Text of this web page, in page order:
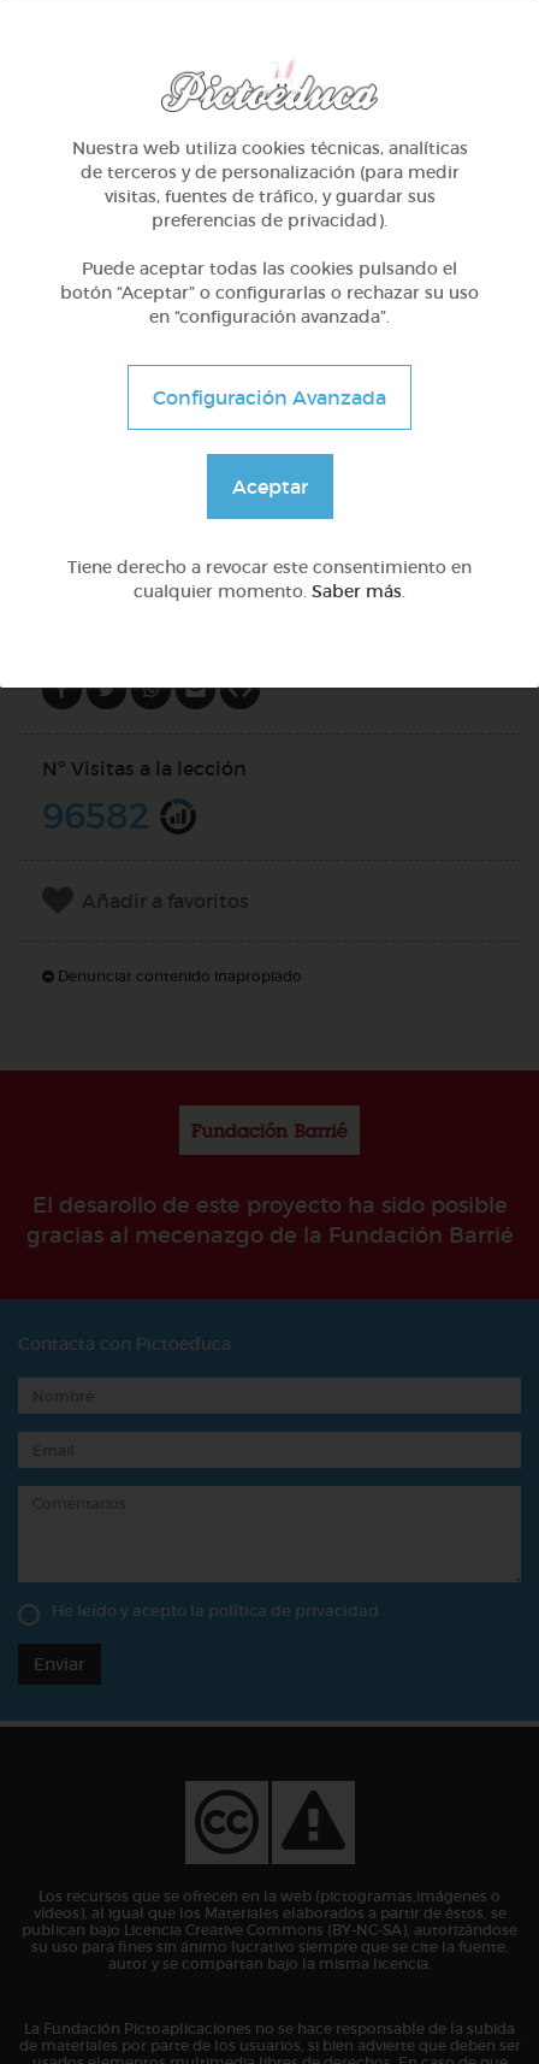
1º Primaria (6-7 años)
Geometría y fotografía
DOCS (2)
Nº Visitas a la lección
96582
Añadir a favoritos
Denunciar contenido inapropiado
El desarollo de este proyecto ha sido posible
gracias al mecenazgo de la Fundación Barrié
Contacta con Pictoeduca
He leído y acepto la política de privacidad
Enviar
Los recursos que se ofrecen en la web (pictogramas,imágenes o
vídeos), al igual que los Materiales elaborados a partir de éstos, se
publican bajo Licencia Creative Commons (BY-NC-SA), autorizándose
su uso para fines sin ánimo lucrativo siempre que se cite la fuente,
autor y se compartan bajo la misma licencia.
La Fundación Pictoaplicaciones no se hace responsable de la subida
de materiales por parte de los usuarios, si bien advierte que deben ser
Nuestra web utiliza cookies técnicas, analíticas
de terceros y de personalización (para medir
visitas, fuentes de tráfico, y guardar sus
preferencias de privacidad).
Puede aceptar todas las cookies pulsando el
botón “Aceptar” o configurarlas o rechazar su uso
en “configuración avanzada”.
Configuración Avanzada
Aceptar
Tiene derecho a revocar este consentimiento en
cualquier momento. Saber más.